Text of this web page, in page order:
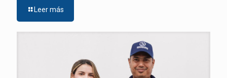
Leer más